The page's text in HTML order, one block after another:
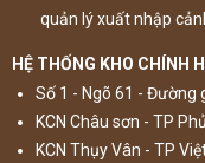
quản lý xuất nhập
HỆ THỐNG KHO CHÍNH
Số 1 - Ngõ 61 - Đường
KCN Châu sơn - TP
KCN Thụy Vân - TP